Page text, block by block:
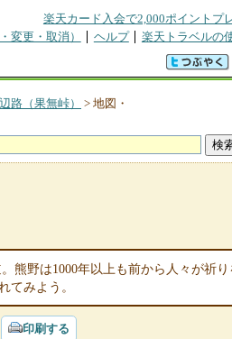
楽天カード入会で2,000ポイントプ
変更・取消） ヘルプ 楽天トラベルの
路（果無峠） > 地図・
熊野は1000年以上も前から人々が祈
てみよう。
印刷する